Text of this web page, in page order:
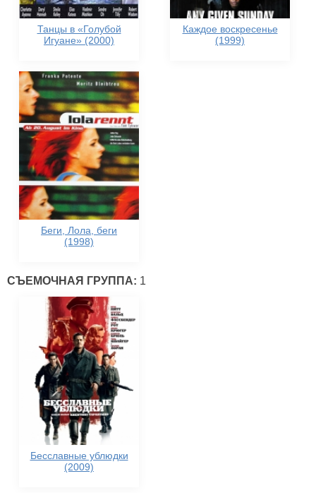
Танцы в «Голубой
Игуане» (2000)
Каждое воскресенье
(1999)
Беги, Лола, беги
(1998)
СЪЕМОЧНАЯ ГРУППА: 1
Бесславные ублюдки
(2009)